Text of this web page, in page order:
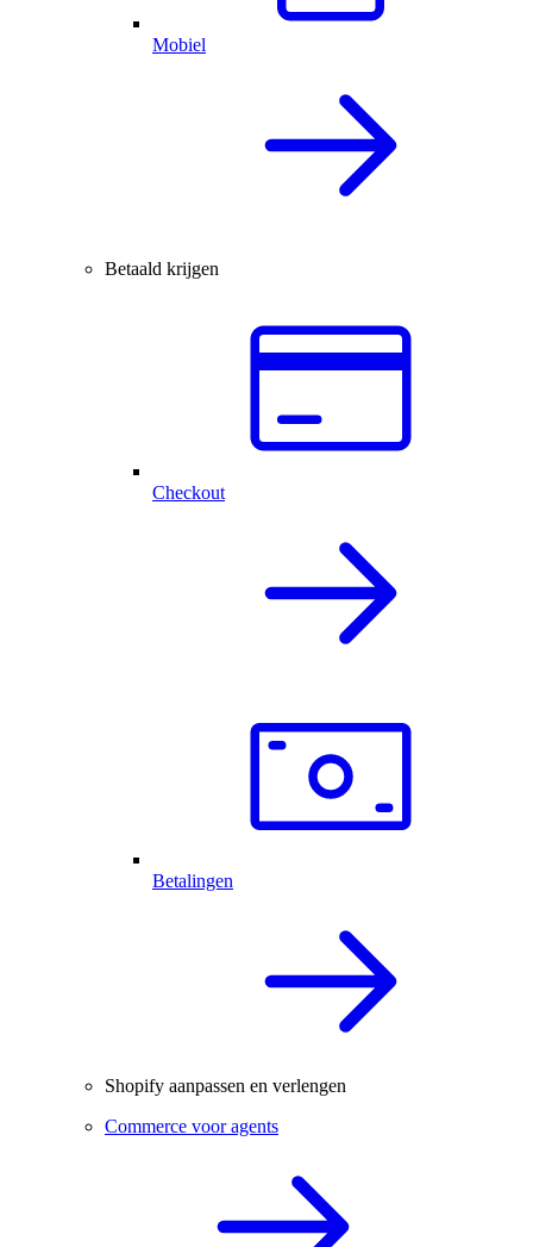
Mobiel
Betaald krijgen
Checkout
Betalingen
Shopify aanpassen en verlengen
Commerce voor agents